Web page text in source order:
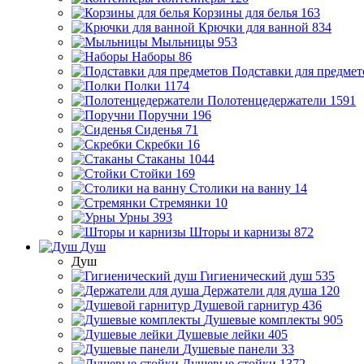
Корзины для белья 163
Крючки для ванной 834
Мыльницы 953
Наборы 86
Подставки для
Полки 1174
Полотенцедержатели 1591
Поручни 196
Сиденья 71
Скребки 16
Стаканы 1044
Стойки 169
Столики на ванну 14
Стремянки 10
Урны 393
Шторы и карнизы 872
Душ
Душ
Гигиенический душ 535
Держатели для душа 120
Душевой гарнитур 436
Душевые комплекты 905
Душевые лейки 405
Душевые панели 33